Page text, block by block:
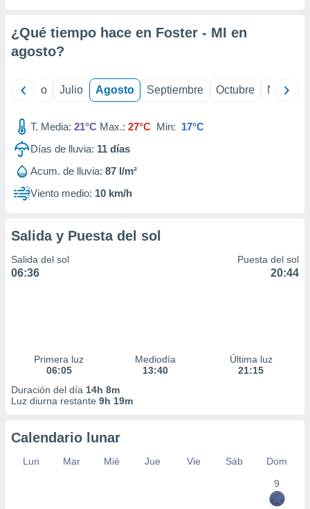
e
mediante
publicidad
publicidad
de
1199
¿Qué tiempo hace en Foster - MI en
agosto?
Junio Julio Agosto Septiembre Octubre
T. Media: 21°C Max.: 27°C Min: 17°C
Días de lluvia: 11 días
Acum. de lluvia: 87 l/m²
Viento medio: 10 km/h
Salida y Puesta del sol
Salida del sol
06:36
Puesta del sol
20:44
Primera luz
06:05
Mediodía
13:40
Última luz
21:15
Duración del día 14h 8m
Luz diurna restante 9h 19m
Calendario lunar
Lun Mar Mié Jue Vie Sáb
Dom
9